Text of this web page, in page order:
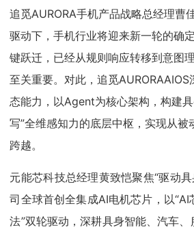
追觅AURORA手机产品战略总经理曹
驱动下，手机行业将迎来新一轮的确
键跃迁，已经从规则响应转移到意图
至关重要。对此，追觅
态能力，以Agent为核心架构，构建具
写”全维感知力的底层中枢，实现从
跨越。
元能芯科技总经理黄致恺聚焦“驱动
司全球首创全集成AI电机芯片，以
法”双轮驱动，深耕具身智能、汽车